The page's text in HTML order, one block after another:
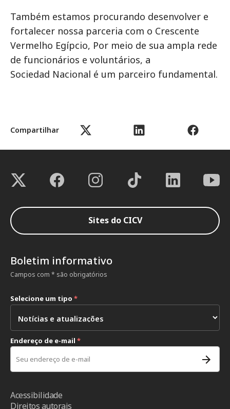
Compartilhar
Também estamos procurando desenvolver e
fortalecer nossa parceria com o Crescente
Vermelho Egípcio, Por meio de sua ampla rede
de funcionários e voluntários, a
Sociedad Nacional é um parceiro fundamental.
Sites do CICV
Boletim informativo
Campos com * são obrigatórios
Selecione um tipo *
Endereço de e-mail *
Acessibilidade
Direitos autorais